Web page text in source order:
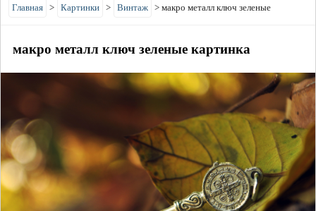
Главная > Картинки > Винтаж > макро металл ключ зеленые
макро металл ключ зеленые картинка